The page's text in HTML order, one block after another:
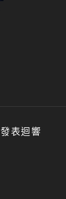
發表迴響